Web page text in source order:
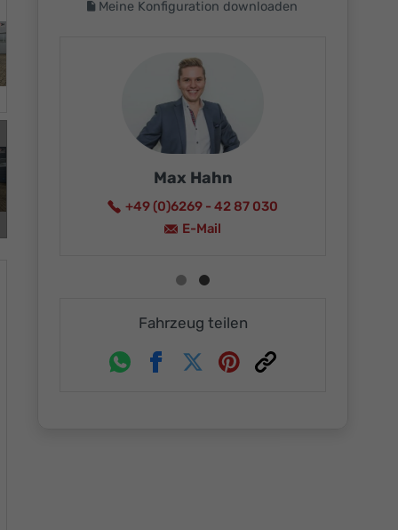
Meine Konfiguration downloaden
Max Hahn
+49 (0)6269 - 42 87 030
E-Mail
Fahrzeug teilen
WhatsappFacebookTwitterPinterest
Link